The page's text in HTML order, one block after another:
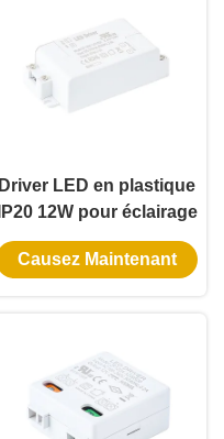
Driver LED en plastique
IP20 12W pour éclairage
intérieur avec tension
constante et entrée
Causez Maintenant